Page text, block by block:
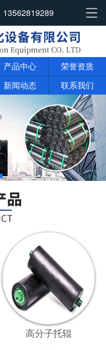
13562819289
产品中心
荣誉资质
新闻动态 联系我们
高分子托辊